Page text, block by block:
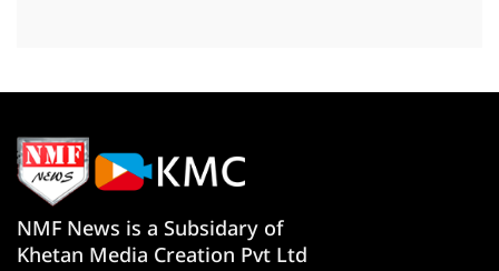
NMF News is a Subsidary of
Khetan Media Creation Pvt Ltd